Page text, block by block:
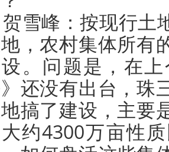
贺雪峰：按现行土
，农村集体所有
。问题是，在
还没有出台，珠
搞了建设，主要
约4300万亩性